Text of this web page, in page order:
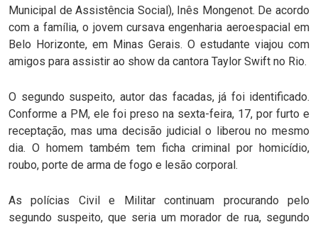
Municipal de Assistência Social), Inês Mongenot. De acordo
com a família, o jovem cursava engenharia aeroespacial em
Belo Horizonte, em Minas Gerais. O estudante viajou com
amigos para assistir ao show da cantora Taylor Swift no Rio.
O segundo suspeito, autor das facadas, já foi identificado.
Conforme a PM, ele foi preso na sexta-feira, 17, por furto e
receptação, mas uma decisão judicial o liberou no mesmo
dia. O homem também tem ficha criminal por homicídio,
roubo, porte de arma de fogo e lesão corporal.
As polícias Civil e Militar continuam procurando pelo
segundo suspeito, que seria um morador de rua, segundo